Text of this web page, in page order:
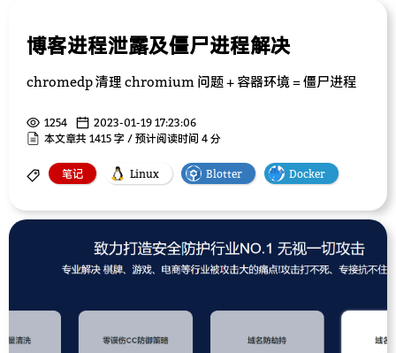
博客进程泄露及僵尸进程解决
chromedp 清理 chromium 问题 + 容器环境 = 僵尸进程
1254
2023-01-19 17:23:06
本文章共 1415 字 / 预计阅读时间 4 分
笔记 Linux Blotter Docker